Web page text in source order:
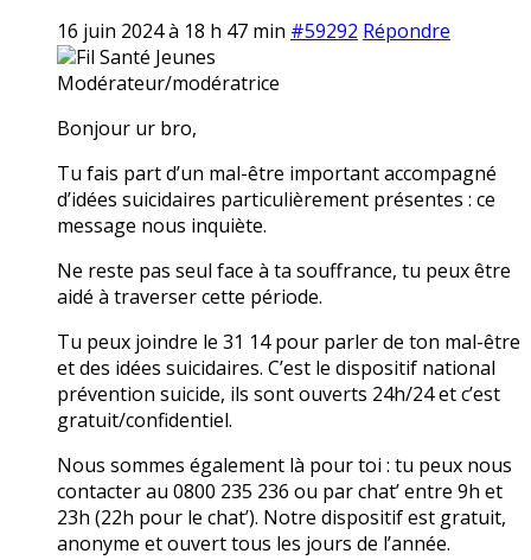
16 juin 2024 à 18 h 47 min #59292 Répondre
Fil Santé Jeunes
Modérateur/modératrice
Bonjour ur bro,
Tu fais part d’un mal-être important accompagné
d’idées suicidaires particulièrement présentes : ce
message nous inquiète.
Ne reste pas seul face à ta souffrance, tu peux être
aidé à traverser cette période.
Tu peux joindre le 31 14 pour parler de ton mal-être
et des idées suicidaires. C’est le dispositif national
prévention suicide, ils sont ouverts 24h/24 et c’est
gratuit/confidentiel.
Nous sommes également là pour toi : tu peux nous
contacter au 0800 235 236 ou par chat’ entre 9h et
23h (22h pour le chat’). Notre dispositif est gratuit,
anonyme et ouvert tous les jours de l’année.